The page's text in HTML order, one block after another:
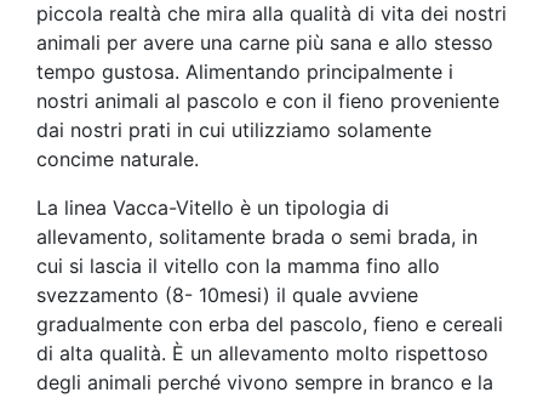
piccola realtà che mira alla qualità di vita dei nostri
animali per avere una carne più sana e allo stesso
tempo gustosa. Alimentando principalmente i
nostri animali al pascolo e con il fieno proveniente
dai nostri prati in cui utilizziamo solamente
concime naturale.
La linea Vacca-Vitello è un tipologia di
allevamento, solitamente brada o semi brada, in
cui si lascia il vitello con la mamma fino allo
svezzamento (8- 10mesi) il quale avviene
gradualmente con erba del pascolo, fieno e cereali
di alta qualità. È un allevamento molto rispettoso
degli animali perché vivono sempre in branco e la